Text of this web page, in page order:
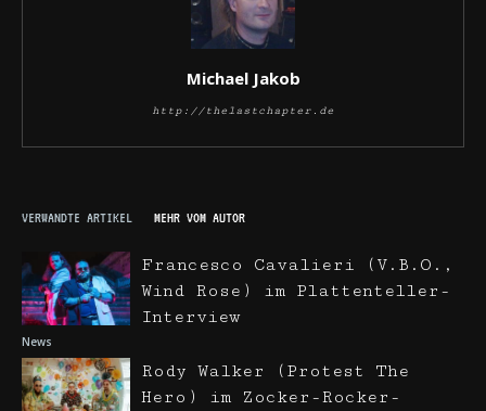
Michael Jakob
http://thelastchapter.de
VERWANDTE ARTIKEL MEHR VOM AUTOR
News
Francesco Cavalieri (V.B.O.,
Wind Rose) im Plattenteller-
Interview
Rody Walker (Protest The
Hero) im Zocker-Rocker-